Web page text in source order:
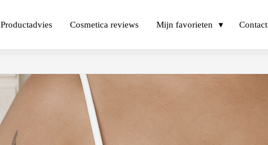
Productadvies Cosmetica reviews Mijn favorieten Contact